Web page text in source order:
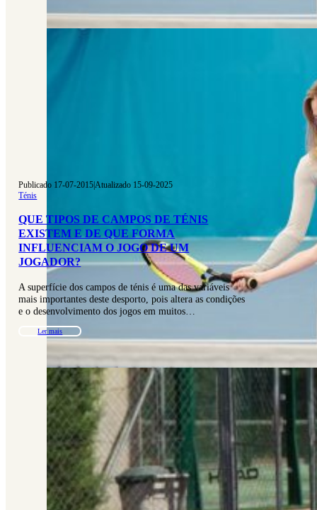
Publicado 17-07-2015|Atualizado 15-09-2025
Ténis
QUE TIPOS DE CAMPOS DE TÉNIS
EXISTEM E DE QUE FORMA
INFLUENCIAM O JOGO DE UM
JOGADOR?
A superfície dos campos de ténis é uma das variáveis
mais importantes deste desporto, pois altera as condições
e o desenvolvimento dos jogos em muitos…
Ler mais